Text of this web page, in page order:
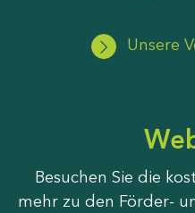
Unsere
Besuchen Sie die
mehr zu den Förder-